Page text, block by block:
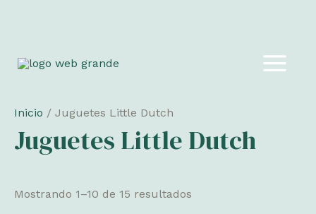
MAIN
Inicio / Juguetes Little Dutch
Juguetes Little Dutch
Mostrando 1–10 de 15 resultados